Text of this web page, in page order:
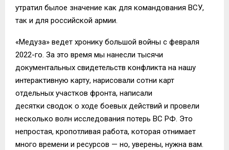
утратил былое значение как для командования ВСУ,
так и для российской армии.
«Медуза» ведет хронику большой войны с февраля
2022-го. За это время мы нанесли тысячи
документальных свидетельств конфликта на нашу
интерактивную карту, нарисовали сотни карт
отдельных участков фронта, написали
десятки сводок о ходе боевых действий и провели
несколько волн исследования потерь ВС РФ. Это
непростая, кропотливая работа, которая отнимает
много времени и ресурсов — но, уверены, нужна вам.